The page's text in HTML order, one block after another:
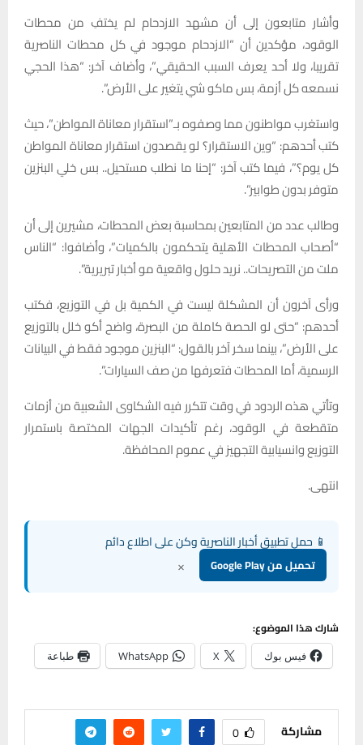
وأشار متابعون إلى أن مشهد الازدحام لم يختفِ من محطات
الوقود، مؤكدين أن “الازدحام موجود في كل محطات الناصرية
تقريبا، ولا أحد يعرف السبب الحقيقي”، وأضاف آخر: “هذا الحجي
نسمعه كل أزمة، بس ماكو شي يتغير على الأرض”.
واستغرب مواطنون مما وصفوه بـ”استقرار معاناة المواطن”، حيث
كتب أحدهم: “وين الاستقرار؟ لو يقصدون استقرار معاناة المواطن
كل يوم؟”، فيما كتب آخر: “إحنا ما نطلب مستحيل.. بس خلي البنزين
متوفر بدون طوابير”.
وطالب عدد من المتابعين بمحاسبة بعض المحطات، مشيرين إلى أن
“أصحاب المحطات الأهلية يتحكمون بالكميات”، وأضافوا: “الناس
ملت من التصريحات.. نريد حلول واقعية مو أخبار تبريرية”.
ورأى آخرون أن المشكلة ليست في الكمية بل في التوزيع، فكتب
أحدهم: “حتى لو الحصة كاملة من البصرة، واضح أكو خلل بالتوزيع
على الأرض”، بينما سخر آخر بالقول: “البنزين موجود فقط في البيانات
الرسمية، أما المحطات فتعرفها من صف السيارات”.
وتأتي هذه الردود في وقت تتكرر فيه الشكاوى الشعبية من أزمات
متقطعة في الوقود، رغم تأكيدات الجهات المختصة باستمرار
التوزيع وانسيابية التجهيز في عموم المحافظة.
انتهى.
📱 حمل تطبيق أخبار الناصرية وكن على اطلاع دائم
تحميل من Google Play ×
شارك هذا الموضوع:
فيس بوك X
WhatsApp طباعة
مشاركة 0